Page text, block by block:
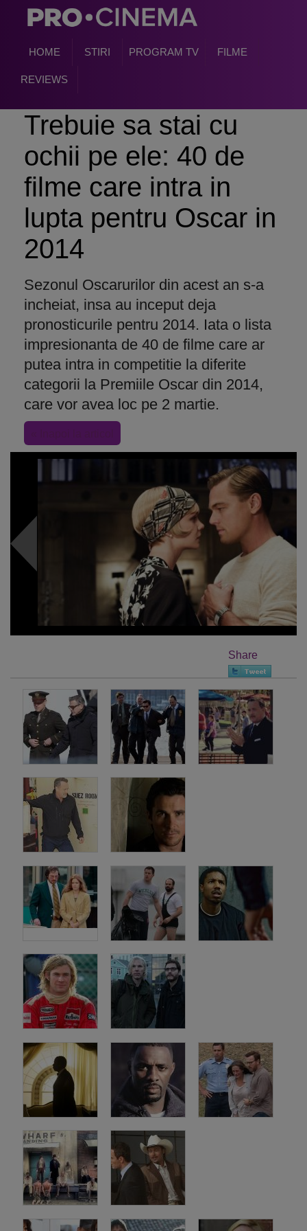
HOME STIRI PROGRAM TV FILME
REVIEWS
Trebuie sa stai cu
ochii pe ele: 40 de
filme care intra in
lupta pentru Oscar in
2014
Sezonul Oscarurilor din acest an s-a
incheiat, insa au inceput deja
pronosticurile pentru 2014. Iata o lista
impresionanta de 40 de filme care ar
putea intra in competitie la diferite
categorii la Premiile Oscar din 2014,
care vor avea loc pe 2 martie.
Share